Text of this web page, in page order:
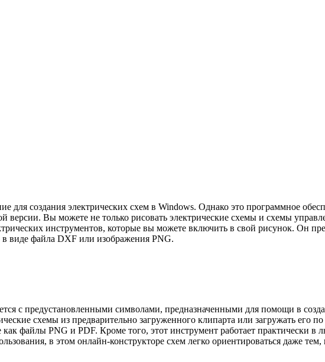
создания электрических схем в Windows. Однако это программное
версии. Вы можете не только рисовать электрические схемы и схемы
инструментов, которые вы можете включить в свой рисунок. Он
в виде файла DXF или изображения PNG.
с предустановленными символами, предназначенными для помощи в
схемы из предварительно загруженного клипарта или загружать его
файлы PNG и PDF. Кроме того, этот инструмент работает практически в
в этом онлайн-конструкторе схем легко ориентироваться даже